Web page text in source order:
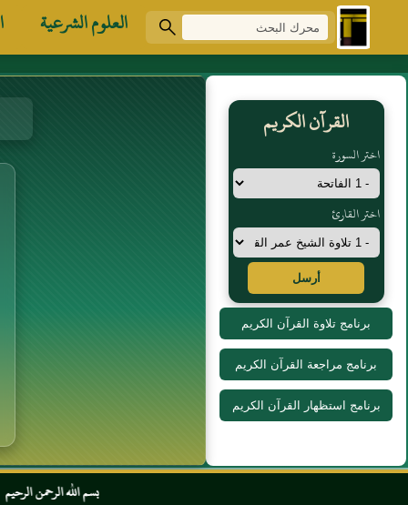
العلوم الشرعية
القرآن الكريم
اختر السورة
اختر القارئ
أرسل
برنامج تلاوة القرآن الكريم
برنامج مراجعة القرآن الكريم
برنامج استظهار القرآن الكريم
بسم الله الرحمن الرحيم السلام